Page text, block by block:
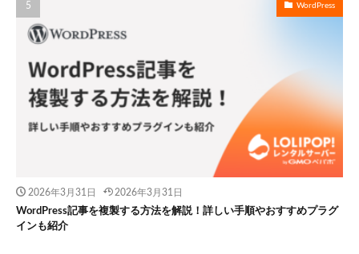
WordPress
2026年3月31日 2026年3月31日
WordPress記事を複製する方法を解説！詳しい手順やおすすめプラグ
インも紹介